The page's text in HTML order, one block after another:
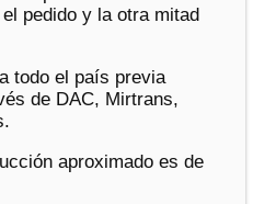
pedido y la otra mitad
todo el país previa
de DAC, Mirtrans,
aproximado es de